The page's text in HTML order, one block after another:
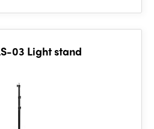
03 Light stand